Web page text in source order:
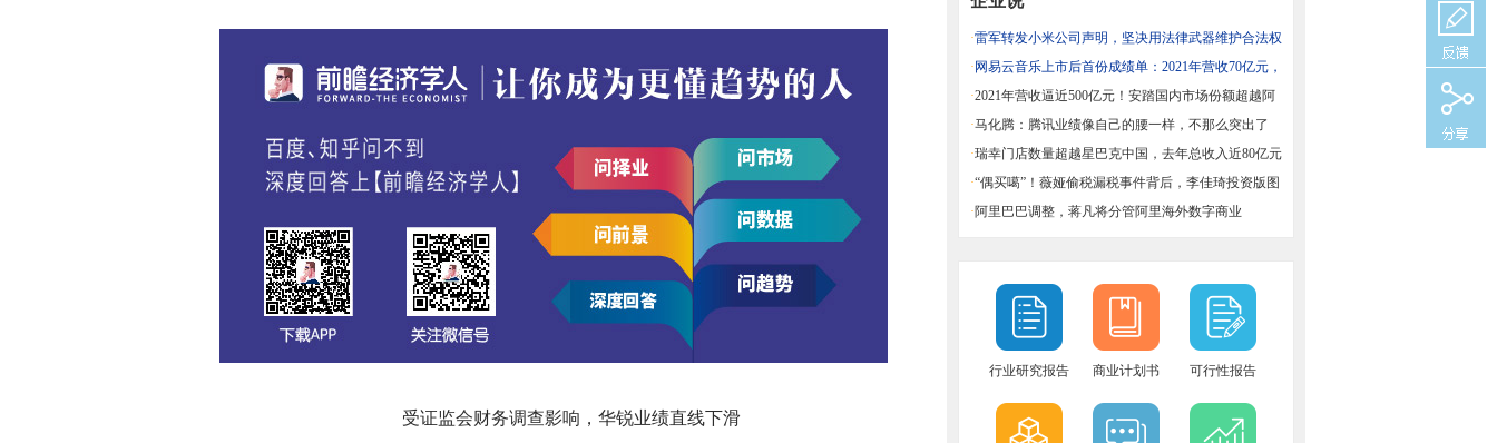
受证监会财务调查影响，华锐业绩直线下滑
·雷军转发小米公司声明，坚决用法律武器维护合法权
益
· 网易云音乐上市后首份成绩单：2021年营收70亿元，
同比增长43%
·2021年营收逼近500亿元！安踏国内市场份额超越阿
迪中国
·马化腾：腾讯业绩像自己的腰一样，不那么突出了
·瑞幸门店数量超越星巴克中国，去年总收入近80亿元
·“偶买噶”！薇娅偷税漏税事件背后，李佳琦投资版图
一览
·阿里巴巴调整，蒋凡将分管阿里海外数字商业
行业研究报告 商业计划书 可行性报告